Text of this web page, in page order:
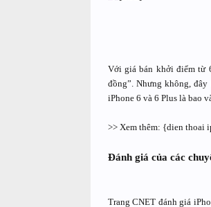
Với giá bán khởi điểm từ
đồng”. Nhưng không,
iPhone 6 và 6 Plus là bao
>> Xem thêm: {dien thoai
Đánh giá của các
Trang CNET đánh giá